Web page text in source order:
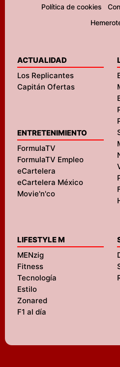
Política de cookies
ACTUALIDAD
Los Replicantes
Capitán Ofertas
ENTRETENIMIENTO
FormulaTV
FormulaTV Empleo
eCartelera
eCartelera México
Movie'n'co
LIFESTYLE M
MENzig
Fitness
Tecnología
Estilo
Zonared
F1 al día